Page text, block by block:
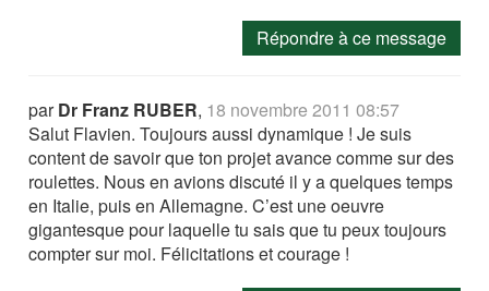
Répondre à ce message
parDr Franz RUBER, 18 novembre 2011 08:57
Salut Flavien. Toujours aussi dynamique ! Je suis
content de savoir que ton projet avance comme sur des
roulettes. Nous en avions discuté il y a quelques temps
en Italie, puis en Allemagne. C’est une oeuvre
gigantesque pour laquelle tu sais que tu peux toujours
compter sur moi. Félicitations et courage !